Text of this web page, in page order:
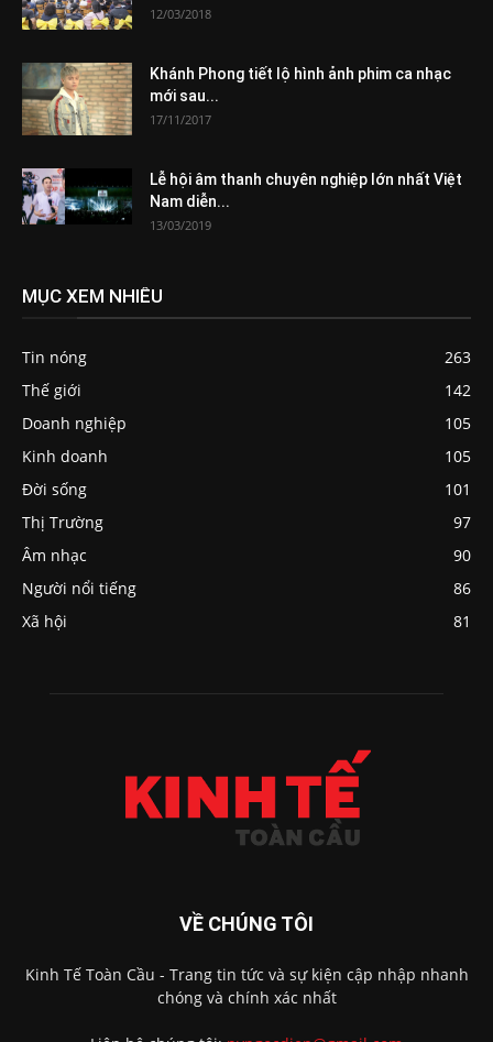
12/03/2018
Khánh Phong tiết lộ hình ảnh phim ca nhạc
mới sau...
17/11/2017
Lễ hội âm thanh chuyên nghiệp lớn nhất Việt
Nam diễn...
13/03/2019
MỤC XEM NHIỀU
Tin nóng
263
Thế giới
142
Doanh nghiệp
105
Kinh doanh
105
Đời sống
101
Thị Trường
97
Âm nhạc
90
Người nổi tiếng
86
Xã hội
81
VỀ CHÚNG TÔI
Kinh Tế Toàn Cầu - Trang tin tức và sự kiện cập nhập nhanh
chóng và chính xác nhất